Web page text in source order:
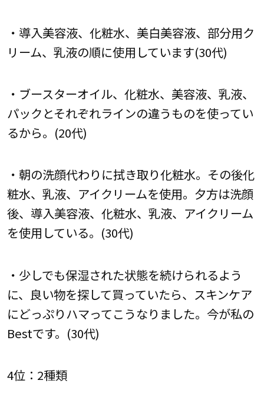
・導入美容液、化粧水、美白美容液、部分用ク
リーム、乳液の順に使用しています(30代)
・ブースターオイル、化粧水、美容液、乳液、
パックとそれぞれラインの違うものを使ってい
るから。(20代)
・朝の洗顔代わりに拭き取り化粧水。その後化
粧水、乳液、アイクリームを使用。夕方は洗顔
後、導入美容液、化粧水、乳液、アイクリーム
を使用している。(30代)
・少しでも保湿された状態を続けられるよう
に、良い物を探して買っていたら、スキンケア
にどっぷりハマってこうなりました。今が私の
Bestです。(30代)
4位：2種類